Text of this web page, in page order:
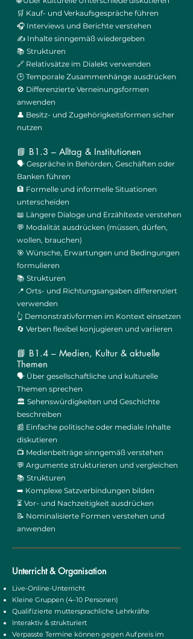
🛒 Kauf- und Verkaufsgespräche führen
🎧 Interviews und Berichte verstehen
✍️ Inhalte sinngemäß wiedergeben
📚 Strukturen
🔗 Relativsätze im Dialekt verwenden
🕒 Temporale Zusammenhänge ausdrücken
🚫 Differenzierte Verneinungsformen
anwenden
👤 Besitz- und Zugehörigkeitsformen sicher
nutzen
📘 B1.3 – Alltag & Institutionen
🗣️ Gespräche in Behörden, Geschäften oder
Banken führen
🏦 Formelle und informelle Situationen
unterscheiden
📖 Längere Dialoge und Erzähltexte verstehen
💬 Modalität ausdrücken (müssen, dürfen,
wollen, brauchen)
🎯 Wünsche, Erwartungen und Bedingungen
formulieren
📚 Strukturen
📍 Orts- und Richtungsangaben differenziert
verwenden
👆 Demonstrativformen im Kontext einsetzen
🔄 Verben flexibel konjugieren und variieren
📘 B1.4 – Medien, Kultur & aktuelle
Themen
🗣️ Über gesellschaftliche und kulturelle
Themen sprechen
🏛️ Sehenswürdigkeiten und Geschichte
beschreiben
📰 Einfache politische oder mediale Inhalte
diskutieren
📺 Medienbeiträge sinngemäß verstehen
💬 Argumente strukturieren und vergleichen
📚 Strukturen
➡️ Komplexe Satzverbindungen bilden
⏳ Vor- und Nachzeitigkeit ausdrücken
📝 Nominalisierte Formen verstehen und
anwenden
Unterricht & Organisation
Live-Online-Unterricht
Kleine Gruppen (4–10 Personen)
Qualifizierte muttersprachliche Lehrkräfte
Interaktiv & strukturiert
Verpasste Termine können gegen Aufpreis im